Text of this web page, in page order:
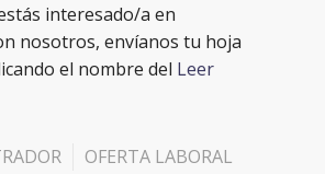
interesado/a en
nosotros, envíanos tu hoja
el nombre del Leer
OFERTA LABORAL